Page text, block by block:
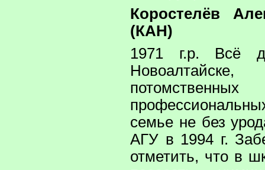
Коростелёв
(КАН)
1971 г.р. Всё
семье не без
АГУ в 1994 г.
отметить, что в